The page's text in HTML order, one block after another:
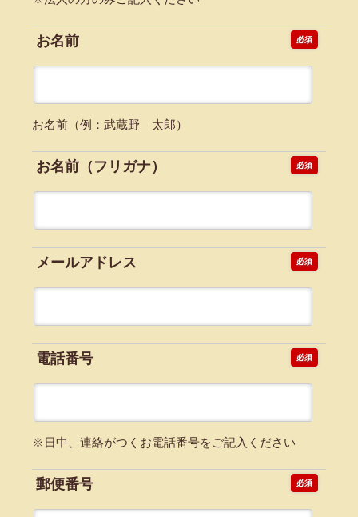
必須
お名前
お名前（例：武蔵野 太郎）
必須
お名前（フリガナ）
必須
メールアドレス
必須
電話番号
※日中、連絡がつくお電話番号をご記入ください
必須
郵便番号